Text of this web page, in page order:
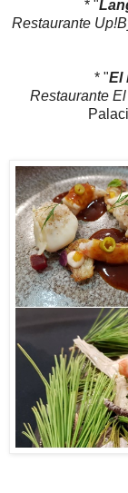
* "
Restaurante
* "El
Restaurante